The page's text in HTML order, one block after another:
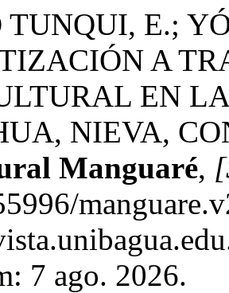
TUNQUI, E.;
A
EN
NIEVA,
Manguaré,
7 ago. 2026.